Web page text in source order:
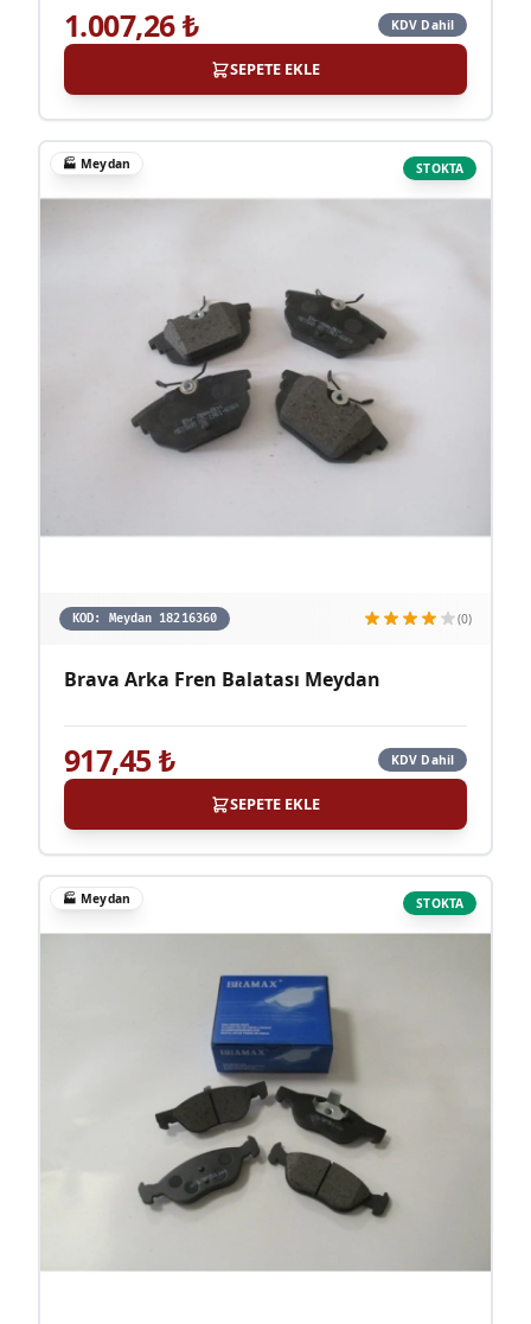
1.007,26₺ KDV Dahil
SEPETE EKLE
STOKTA
🏭 Meydan
KOD: Meydan 18216360 (0)
Brava Arka Fren Balatası Meydan
917,45₺ KDV Dahil
SEPETE EKLE
STOKTA
🏭 Meydan